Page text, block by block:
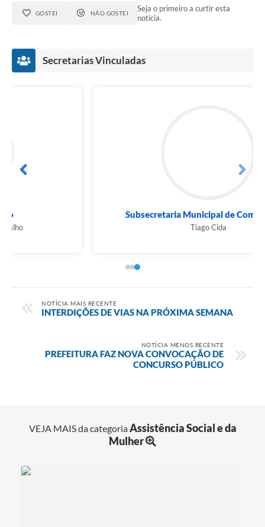
GOSTEI NÃO GOSTEI
Seja o primeiro a curtir esta
notícia.
Secretarias Vinculadas
Subsecretaria Municipal de Comunicação
NOTÍCIA MAIS RECENTE
INTERDIÇÕES DE VIAS NA PRÓXIMA SEMANA
NOTÍCIA MENOS RECENTE
PREFEITURA FAZ NOVA CONVOCAÇÃO DE
CONCURSO PÚBLICO
VEJA MAIS da categoriaAssistência Social e da
Mulher